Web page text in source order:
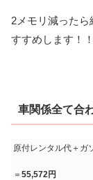
2メモリ減った
すすめします！！
車関係全て合
原付レンタル代＋ガ
＝ 55,572円